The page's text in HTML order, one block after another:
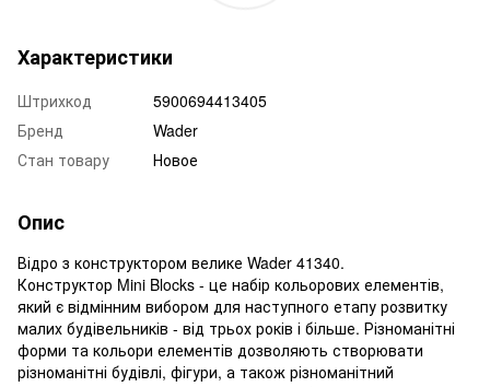
Характеристики
Штрихкод
5900694413405
Бренд
Wader
Стан товару
Новое
Опис
Відро з конструктором велике Wader 41340.
Конструктор Mini Blocks - це набір кольорових елементів,
який є відмінним вибором для наступного етапу розвитку
малих будівельників - від трьох років і більше. Різноманітні
форми та кольори елементів дозволяють створювати
різноманітні будівлі, фігури, а також різноманітний